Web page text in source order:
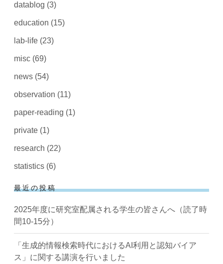
datablog (3)
education (15)
lab-life (23)
misc (69)
news (54)
observation (11)
paper-reading (1)
private (1)
research (22)
statistics (6)
最近の投稿
2025年度に研究室配属される学生の皆さんへ（読了時
間10-15分）
「生成的情報検索時代におけるAI利用と認知バイア
ス」に関する講演を行いました